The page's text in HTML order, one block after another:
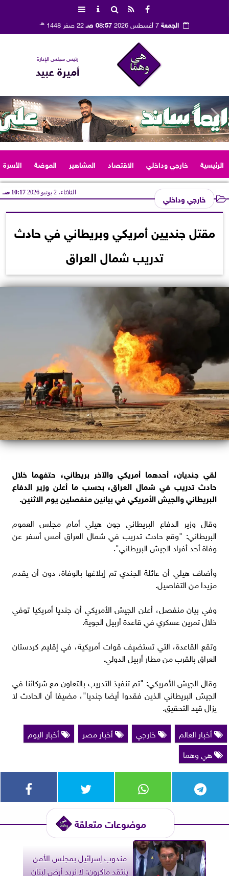
الجمعة 08:57 صـ 22 صفر 1448 هـ
رئيس مجلس الإدارة
أميرة عبيد
الرئيسية خارجي وداخلي الاقتصاد المشاهير الموضة الأسرة
خارجي وداخلي الثلاثاء، 2 يونيو 2026 10:17 صـ
مقتل جنديين أمريكي وبريطاني في حادث
تدريب شمال العراق
لقي جنديان، أحدهما أمريكي والآخر بريطاني، حتفهما خلال
حادث تدريب في شمال العراق، بحسب ما أعلن وزير الدفاع
البريطاني والجيش الأمريكي في بيانين منفصلين يوم الاثنين.
وقال وزير الدفاع البريطاني جون هيلي أمام مجلس العموم
البريطاني: "وقع حادث تدريب في شمال العراق أمس أسفر عن
وفاة أحد أفراد الجيش البريطاني".
وأضاف هيلي أن عائلة الجندي تم إبلاغها بالوفاة، دون أن يقدم
مزيدا من التفاصيل.
وفي بيان منفصل، أعلن الجيش الأمريكي أن جنديا أمريكيا توفي
خلال تمرين عسكري في قاعدة أربيل الجوية.
وتقع القاعدة، التي تستضيف قوات أمريكية، في إقليم كردستان
العراق بالقرب من مطار أربيل الدولي.
وقال الجيش الأمريكي: "تم تنفيذ التدريب بالتعاون مع شركائنا في
الجيش البريطاني الذين فقدوا أيضا جنديا"، مضيفا أن الحادث لا
يزال قيد التحقيق.
أخبار العالم
خارجي أخبار مصر
أخبار اليوم
هي وهما
موضوعات متعلقة
مندوب إسرائيل بمجلس الأمن
ينتقد ماكرون: لا نريد أرض لبنان